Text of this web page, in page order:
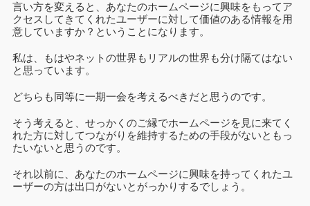
言い方を変えると、あなたのホームページに興味をもってア
クセスしてきてくれたユーザーに対して価値のある情報を用
意していますか？ということになります。
私は、もはやネットの世界もリアルの世界も分け隔てはない
と思っています。
どちらも同等に一期一会を考えるべきだと思うのです。
そう考えると、せっかくのご縁でホームページを見に来てく
れた方に対してつながりを維持するための手段がないともっ
たいないと思うのです。
それ以前に、あなたのホームページに興味を持ってくれたユ
ーザーの方は出口がないとがっかりするでしょう。